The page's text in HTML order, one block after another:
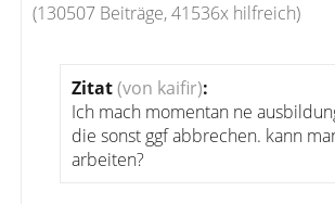
(130507 Beiträge, 41536x hilfreich)
Zitat(von kaifir):
Ich mach momentan ne
die sonst ggf abbrechen. kann
arbeiten?